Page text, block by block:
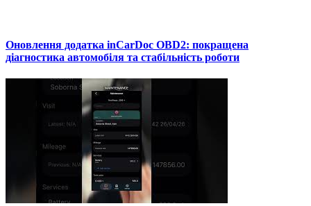
Оновлення додатка inCarDoc OBD2: покращена
діагностика автомобіля та стабільність роботи